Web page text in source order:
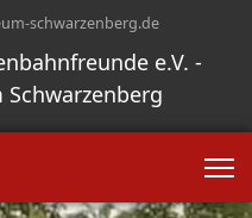
schwarzenberg.de
e.V. -